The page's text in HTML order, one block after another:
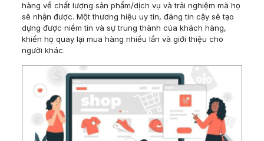
hàng về chất lượng sản phẩm/dịch vụ và trải nghiệm mà họ
sẽ nhận được. Một thương hiệu uy tín, đáng tin cậy sẽ tạo
dựng được niềm tin và sự trung thành của khách hàng,
khiến họ quay lại mua hàng nhiều lần và giới thiệu cho
người khác.